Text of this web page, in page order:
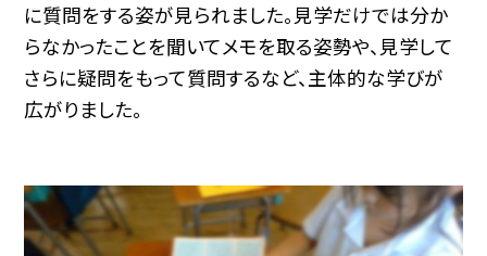
に質問をする姿が見られました。見学だけでは分か
らなかったことを聞いてメモを取る姿勢や、見学して
さらに疑問をもって質問するなど、主体的な学びが
広がりました。